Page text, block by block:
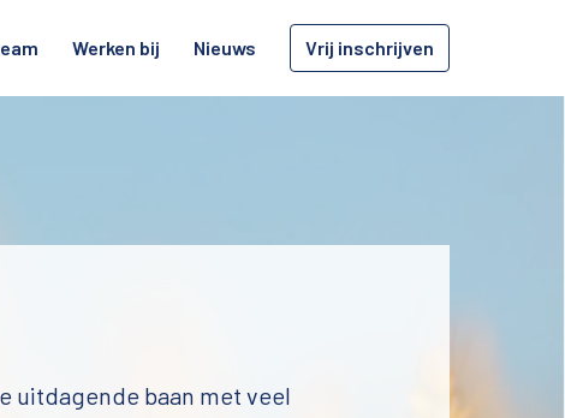
Werken bij Nieuws Vrij inschrijven
uitdagende baan met veel